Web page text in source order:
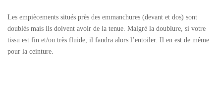
Les empiècements situés près des emmanchures (devant et dos) sont
doublés mais ils doivent avoir de la tenue. Malgré la doublure, si votre
tissu est fin et/ou très fluide, il faudra alors l’entoiler. Il en est de même
pour la ceinture.